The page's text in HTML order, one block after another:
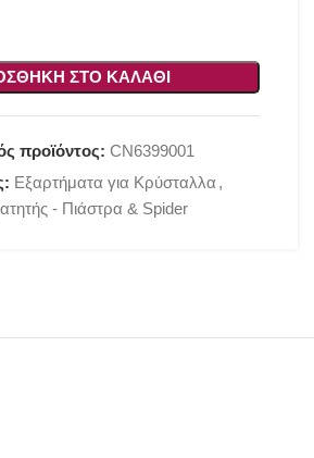
ΣΤΟ ΚΑΛΆΘΙ
προϊόντος: CN6399001
Εξαρτήματα για Κρύσταλλα ,
- Πιάστρα & Spider